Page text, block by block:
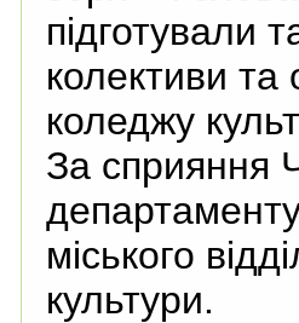
підготували
колективи та
коледжу
За сприяння
міського
культури.